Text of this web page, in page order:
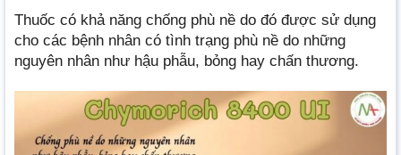
Thuốc có khả năng chống phù nề do đó được sử dụng
cho các bệnh nhân có tình trạng phù nề do những
nguyên nhân như hậu phẫu, bỏng hay chấn thương.